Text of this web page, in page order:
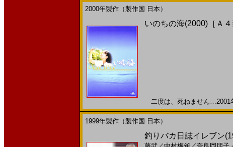
2000年製作（製作国 日本）
いのちの海(2000)［Ａ４
二度は、死ねません
1999年製作（製作国 日本）
釣りバカ日誌イレブン